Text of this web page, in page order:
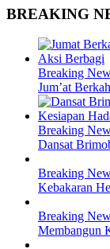
BREAKING
Breaking
Jum’at
Breaking
Dansat
Breaking
Kebakaran
Breaking
Membangun